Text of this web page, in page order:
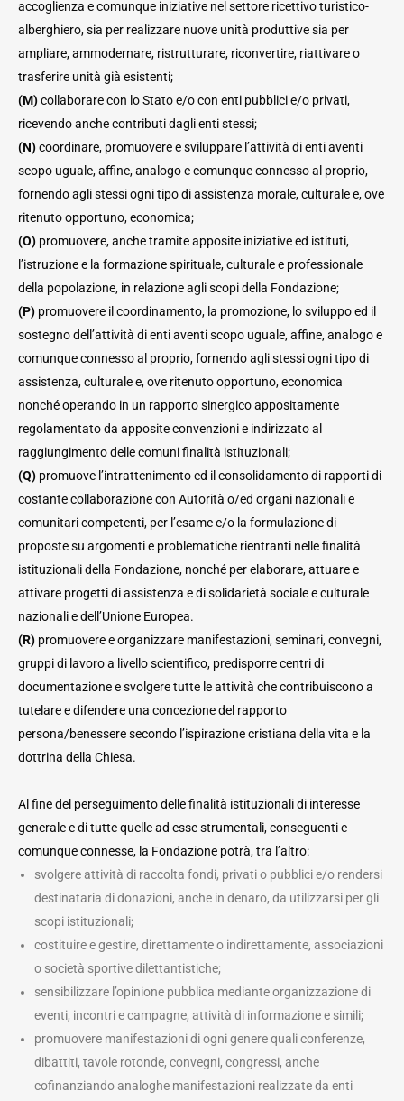
accoglienza e comunque iniziative nel settore ricettivo turistico-
alberghiero, sia per realizzare nuove unità produttive sia per
ampliare, ammodernare, ristrutturare, riconvertire, riattivare o
trasferire unità già esistenti;
(M)collaborare con lo Stato e/o con enti pubblici e/o privati,
ricevendo anche contributi dagli enti stessi;
(N)coordinare, promuovere e sviluppare l’attività di enti aventi
scopo uguale, affine, analogo e comunque connesso al proprio,
fornendo agli stessi ogni tipo di assistenza morale, culturale e, ove
ritenuto opportuno, economica;
(O) promuovere, anche tramite apposite iniziative ed istituti,
l’istruzione e la formazione spirituale, culturale e professionale
della popolazione, in relazione agli scopi della Fondazione;
(P) promuovere il coordinamento, la promozione, lo sviluppo ed il
sostegno dell’attività di enti aventi scopo uguale, affine, analogo e
comunque connesso al proprio, fornendo agli stessi ogni tipo di
assistenza, culturale e, ove ritenuto opportuno, economica
nonché operando in un rapporto sinergico appositamente
regolamentato da apposite convenzioni e indirizzato al
raggiungimento delle comuni finalità istituzionali;
(Q) promuove l’intrattenimento ed il consolidamento di rapporti di
costante collaborazione con Autorità o/ed organi nazionali e
comunitari competenti, per l’esame e/o la formulazione di
proposte su argomenti e problematiche rientranti nelle finalità
istituzionali della Fondazione, nonché per elaborare, attuare e
attivare progetti di assistenza e di solidarietà sociale e culturale
nazionali e dell’Unione Europea.
(R) promuovere e organizzare manifestazioni, seminari, convegni,
gruppi di lavoro a livello scientifico, predisporre centri di
documentazione e svolgere tutte le attività che contribuiscono a
tutelare e difendere una concezione del rapporto
persona/benessere secondo l’ispirazione cristiana della vita e la
dottrina della Chiesa.
Al fine del perseguimento delle finalità istituzionali di interesse
generale e di tutte quelle ad esse strumentali, conseguenti e
comunque connesse, la Fondazione potrà, tra l’altro:
svolgere attività di raccolta fondi, privati o pubblici e/o rendersi
destinataria di donazioni, anche in denaro, da utilizzarsi per gli
scopi istituzionali;
costituire e gestire, direttamente o indirettamente, associazioni
o società sportive dilettantistiche;
sensibilizzare l’opinione pubblica mediante organizzazione di
eventi, incontri e campagne, attività di informazione e simili;
promuovere manifestazioni di ogni genere quali conferenze,
dibattiti, tavole rotonde, convegni, congressi, anche
cofinanziando analoghe manifestazioni realizzate da enti